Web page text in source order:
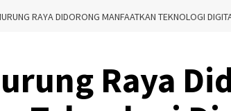
RAYA DIDORONG MANFAATKAN TEKNOLOGI
Raya